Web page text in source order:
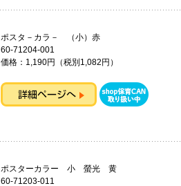
ポスタ－カラ－ （小）赤
60-71204-001
価格：1,190円（税別1,082円）
ポスターカラー 小 螢光 黄
60-71203-011